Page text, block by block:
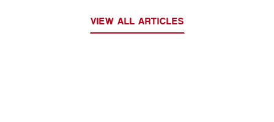
VIEW ALL ARTICLES